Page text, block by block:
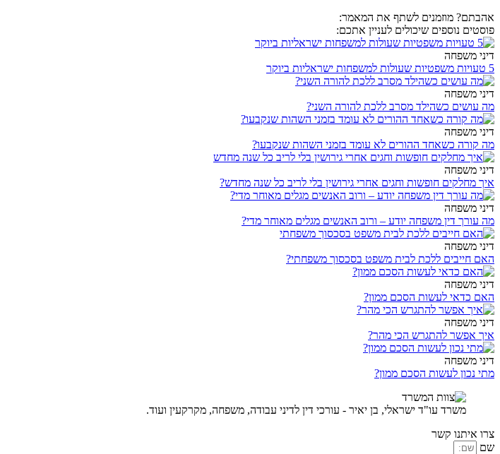
אהבתם? מוזמנים לשתף את המאמר:
פוסטים נוספים שיכולים לעניין אתכם:
דיני משפחה
5 טעויות משפטיות שעולות למשפחות ישראליות ביוקר
דיני משפחה
מה עושים כשהילד מסרב ללכת להורה השני?
דיני משפחה
מה קורה כשאחד ההורים לא עומד בזמני השהות שנקבעו?
דיני משפחה
איך מחלקים חופשות וחגים אחרי גירושין בלי לריב כל שנה מחדש?
דיני משפחה
מה עורך דין משפחה יודע – ורוב האנשים מגלים מאוחר מדי?
דיני משפחה
האם חייבים ללכת לבית משפט בסכסוך משפחתי?
דיני משפחה
האם כדאי לעשות הסכם ממון?
דיני משפחה
איך אפשר להתגרש הכי מהר?
דיני משפחה
מתי נכון לעשות הסכם ממון?
משרד עו"ד ישראלי, בן יאיר - עורכי דין לדיני עבודה, משפחה, מקרקעין ועוד.
צרו איתנו קשר
שם